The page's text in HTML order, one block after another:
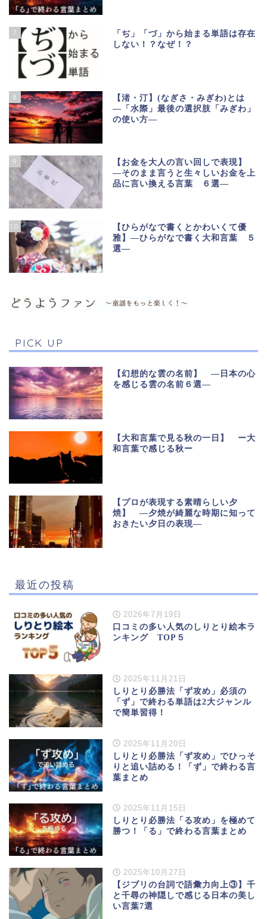
7
「ぢ」「づ」から始まる単語は存在
しない！？なぜ！？
8
【渚・汀】(なぎさ・みぎわ)とは
―「水際」最後の選択肢「みぎわ」
の使い方―
9
【お金を大人の言い回しで表現】
―そのまま言うと生々しいお金を上
品に言い換える言葉 ６選―
10
【ひらがなで書くとかわいくて優
雅】―ひらがなで書く大和言葉 ５
選―
PICK UP
【幻想的な雲の名前】 ―日本の心
を感じる雲の名前６選―
【大和言葉で見る秋の一日】 ー大
和言葉で感じる秋ー
【プロが表現する素晴らしい夕
焼】 ―夕焼が綺麗な時期に知って
おきたい夕日の表現―
最近の投稿
2026年7月19日
口コミの多い人気のしりとり絵本ラ
ンキング TOP５
2025年11月21日
しりとり必勝法「ず攻め」必須の
「ず」で終わる単語は2大ジャンル
で簡単習得！
2025年11月20日
しりとり必勝法「ず攻め」でひっそ
りと追い詰める！「ず」で終わる言
葉まとめ
2025年11月15日
しりとり必勝法「る攻め」を極めて
勝つ！「る」で終わる言葉まとめ
2025年10月27日
【ジブリの台詞で語彙力向上③】千
と千尋の神隠しで感じる日本の美し
い言葉7選